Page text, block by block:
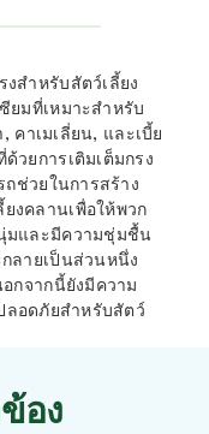
สำหรับสัตว์เลี้ยง
มที่เหมาะสำหรับ
คาเมเลี่ยน, และเบี้ย
วยการเติมเต็มกรง
ถช่วยในการสร้าง
งคลานเพื่อให้พวก
มและมีความชุ่มชื้น
ลายเป็นส่วนหนึ่ง
กจากนี้ยังมีความ
ลอดภัยสำหรับสัตว์
อง